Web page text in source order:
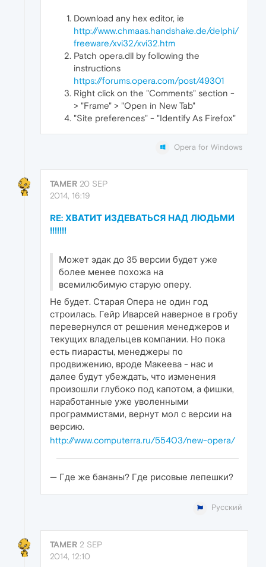
Download any hex editor, ie
http://www.chmaas.handshake.de/delphi/
freeware/xvi32/xvi32.htm
Patch opera.dll by following the
instructions
https://forums.opera.com/post/49301
Right click on the "Comments" section -
> "Frame" > "Open in New Tab"
"Site preferences" - "Identify As Firefox"
Opera for Windows
TAMER 20 SEP
2014, 16:19
RE: ХВАТИТ ИЗДЕВАТЬСЯ НАД ЛЮДЬМИ
!!!!!!!
Может эдак до 35 версии будет уже
более менее похожа на
всемилюбимую старую оперу.
Не будет. Старая Опера не один год
строилась. Гейр Иварсей наверное в гробу
перевернулся от решения менеджеров и
текущих владельцев компании. Но пока
есть пиарасты, менеджеры по
продвижению, вроде Макеева - нас и
далее будут убеждать, что изменения
произошли глубоко под капотом, а фишки,
наработанные уже уволенными
программистами, вернут мол с версии на
версию.
http://www.computerra.ru/55403/new-opera/
— Где же бананы? Где рисовые лепешки?
Русский
TAMER 2 SEP
2014, 12:10